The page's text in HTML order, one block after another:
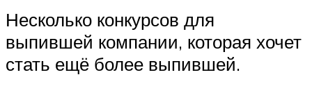
Несколько конкурсов для
выпившей компании, которая хочет
стать ещё более выпившей.